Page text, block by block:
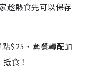
趁熱食先可以保存
$25，套餐轉配加
食！